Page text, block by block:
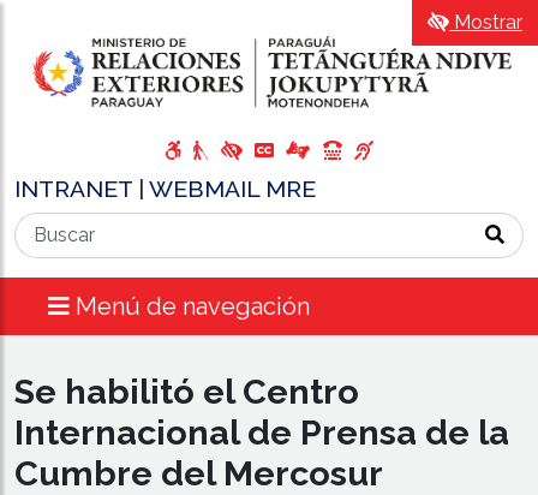
INTRANET WEBMAIL MRE
Menú de navegación
Mostrar
Se habilitó el Centro
Internacional de Prensa de la
Cumbre del Mercosur